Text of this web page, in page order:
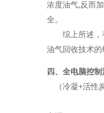
浓度油气,反而
全。
综上所述，有
油气回收技术
四、全电脑控
（冷凝+活性